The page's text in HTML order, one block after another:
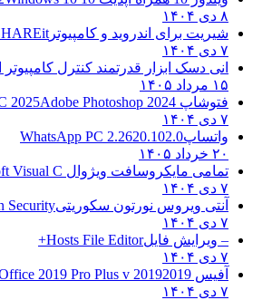
۸ دی ۱۴۰۴
شیریت برای اندروید و کامپیوتر
۷ دی ۱۴۰۴
انی دسک ابزار قدرتمند کنترل کامپیوتر
۱۵ مرداد ۱۴۰۵
فتوشاپ CC 2025 Adobe Photoshop 2024
۷ دی ۱۴۰۴
واتساپWhatsApp PC 2.2620.102.0
۲۰ خرداد ۱۴۰۵
تمامی مایکروسافت ویژوال C Visual C++
۷ دی ۱۴۰۴
آنتی ویروس نورتون سکوریتیSecurity
۷ دی ۱۴۰۴
– ویرایش فایلHosts File Editor+
۷ دی ۱۴۰۴
آفیس 2019 2019 Microsoft Office 2019 Pro Plus v
۷ دی ۱۴۰۴